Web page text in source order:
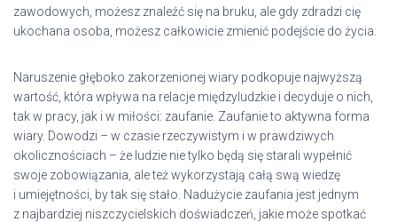
zawodowych, możesz znaleźć się na bruku, ale gdy zdradzi cię
ukochana osoba, możesz całkowicie zmienić podejście do życia.
Naruszenie głęboko zakorzenionej wiary podkopuje najwyższą
wartość, która wpływa na relacje międzyludzkie i decyduje o nich,
tak w pracy, jak i w miłości: zaufanie. Zaufanie to aktywna forma
wiary. Dowodzi – w czasie rzeczywistym i w prawdziwych
okolicznościach – że ludzie nie tylko będą się starali wypełnić
swoje zobowiązania, ale też wykorzystają całą swą wiedzę
i umiejętności, by tak się stało. Nadużycie zaufania jest jednym
z najbardziej niszczycielskich doświadczeń, jakie może spotkać